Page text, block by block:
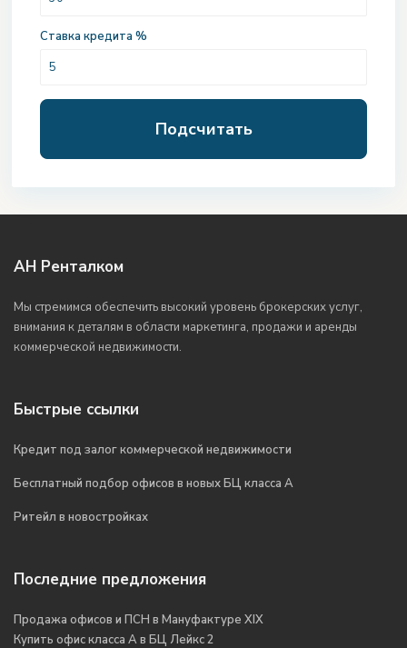
Ставка кредита %
Подсчитать
АН Ренталком
Мы стремимся обеспечить высокий уровень брокерских услуг,
внимания к деталям в области маркетинга, продажи и аренды
коммерческой недвижимости.
Быстрые ссылки
Кредит под залог коммерческой недвижимости
Бесплатный подбор офисов в новых БЦ класса А
Ритейл в новостройках
Последние предложения
Продажа офисов и ПСН в Мануфактуре XIX
Купить офис класса А в БЦ Лейкс 2